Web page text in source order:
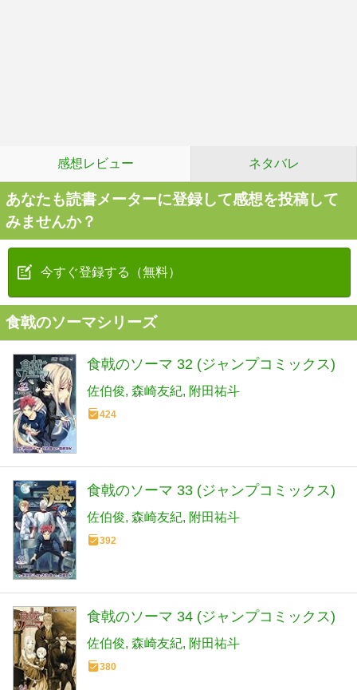
感想レビュー ネタバレ
あなたも読書メーターに登録して感想を投稿して
みませんか？
今すぐ登録する（無料）
食戟のソーマシリーズ
食戟のソーマ 32 (ジャンプコミックス)
佐伯俊 森崎友紀 附田祐斗
424
食戟のソーマ 33 (ジャンプコミックス)
佐伯俊 森崎友紀 附田祐斗
392
食戟のソーマ 34 (ジャンプコミックス)
佐伯俊 森崎友紀 附田祐斗
380